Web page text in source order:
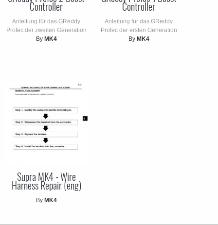
Controller
Anleitung für das GReddy
Profec der zweiten Generation
By MK4
Controller
Anleitung für das GReddy
Profec der ersten Generation
By MK4
Supra MK4 - Wire
Harness Repair (eng)
By MK4